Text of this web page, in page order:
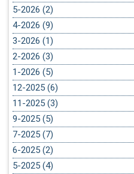
5-2026 (2)
4-2026 (9)
3-2026 (1)
2-2026 (3)
1-2026 (5)
12-2025 (6)
11-2025 (3)
9-2025 (5)
7-2025 (7)
6-2025 (2)
5-2025 (4)